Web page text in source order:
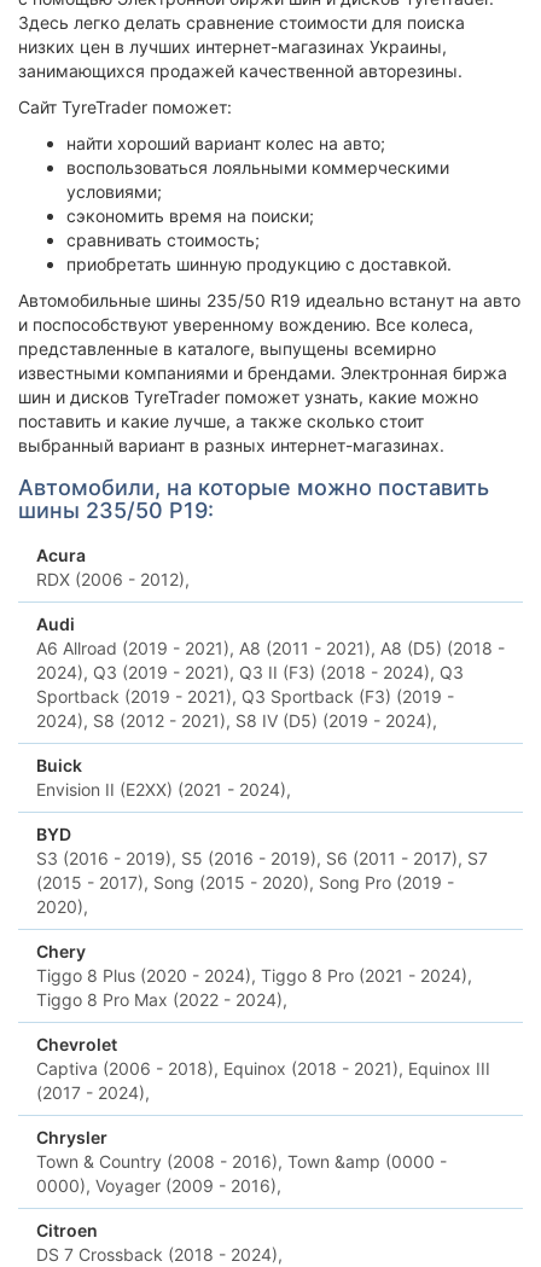
Здесь легко делать сравнение стоимости для поиска
низких цен в лучших интернет-магазинах Украины,
занимающихся продажей качественной авторезины.
Сайт TyreTrader поможет:
найти хороший вариант колес на авто;
воспользоваться лояльными коммерческими
условиями;
сэкономить время на поиски;
сравнивать стоимость;
приобретать шинную продукцию с доставкой.
Автомобильные шины 235/50 R19 идеально встанут на авто
и поспособствуют уверенному вождению. Все колеса,
представленные в каталоге, выпущены всемирно
известными компаниями и брендами. Электронная биржа
шин и дисков TyreTrader поможет узнать, какие можно
поставить и какие лучше, а также сколько стоит
выбранный вариант в разных интернет-магазинах.
Автомобили, на которые можно поставить
шины 235/50 Р19:
Acura
RDX (2006 - 2012),
Audi
A6 Allroad (2019 - 2021), A8 (2011 - 2021), A8 (D5) (2018 -
2024), Q3 (2019 - 2021), Q3 II (F3) (2018 - 2024), Q3
Sportback (2019 - 2021), Q3 Sportback (F3) (2019 -
2024), S8 (2012 - 2021), S8 IV (D5) (2019 - 2024),
Buick
Envision II (E2XX) (2021 - 2024),
BYD
S3 (2016 - 2019), S5 (2016 - 2019), S6 (2011 - 2017), S7
(2015 - 2017), Song (2015 - 2020), Song Pro (2019 -
2020),
Chery
Tiggo 8 Plus (2020 - 2024), Tiggo 8 Pro (2021 - 2024),
Tiggo 8 Pro Max (2022 - 2024),
Chevrolet
Captiva (2006 - 2018), Equinox (2018 - 2021), Equinox III
(2017 - 2024),
Chrysler
Town & Country (2008 - 2016), Town &amp (0000 -
0000), Voyager (2009 - 2016),
Citroen
DS 7 Crossback (2018 - 2024),